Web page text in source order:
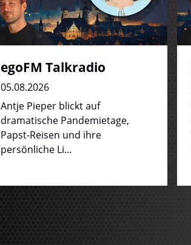
egoFM Talkradio
05.08.2026
Antje Pieper blickt auf
dramatische Pandemietage,
Papst-Reisen und ihre
persönliche Li...